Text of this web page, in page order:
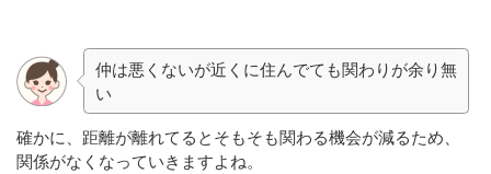
仲は悪くないが近くに住んでても関わりが余り無
い
確かに、距離が離れてるとそもそも関わる機会が減るため、
関係がなくなっていきますよね。